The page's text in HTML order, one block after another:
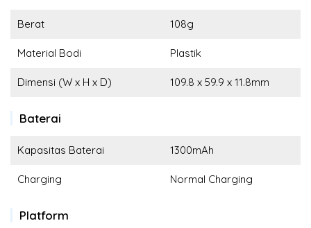
Berat 108g
Material Bodi Plastik
Dimensi (W x H x D) 109.8 x 59.9 x 11.8mm
Baterai
Kapasitas Baterai 1300mAh
Charging Normal Charging
Platform